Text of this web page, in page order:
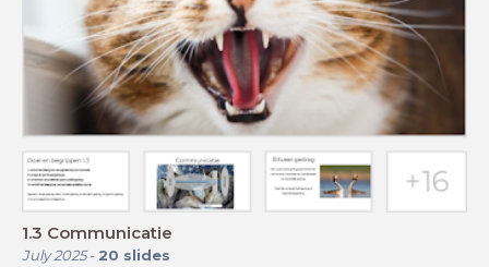
1.3 Communicatie
July 2025- 20 slides